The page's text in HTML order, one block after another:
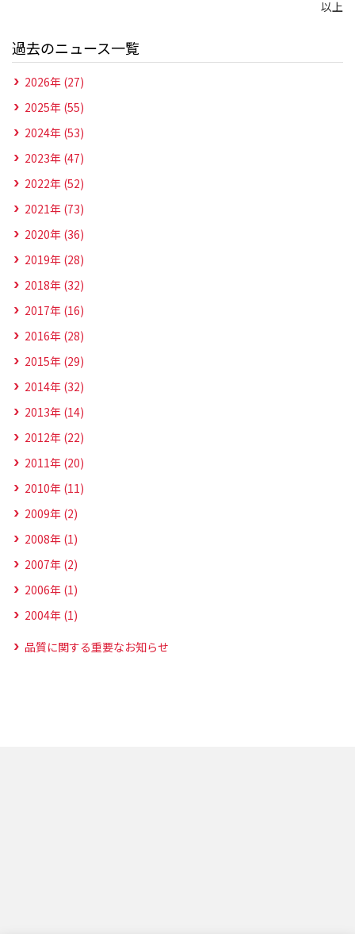
以上
過去のニュース一覧
2026年 (27)
2025年 (55)
2024年 (53)
2023年 (47)
2022年 (52)
2021年 (73)
2020年 (36)
2019年 (28)
2018年 (32)
2017年 (16)
2016年 (28)
2015年 (29)
2014年 (32)
2013年 (14)
2012年 (22)
2011年 (20)
2010年 (11)
2009年 (2)
2008年 (1)
2007年 (2)
2006年 (1)
2004年 (1)
品質に関する重要なお知らせ